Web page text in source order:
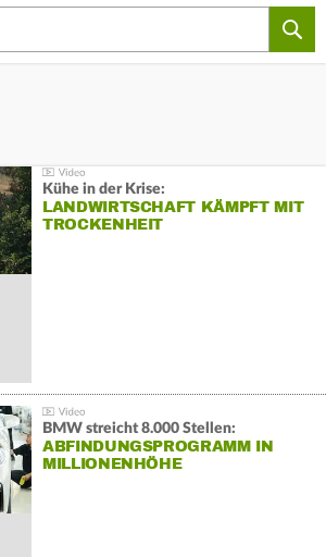
Kühe in der Krise:
LANDWIRTSCHAFT KÄMPFT MIT
TROCKENHEIT
BMW streicht 8.000 Stellen:
ABFINDUNGSPROGRAMM IN
MILLIONENHÖHE